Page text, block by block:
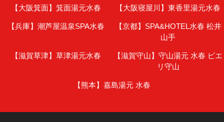
【大阪箕面】 箕面湯元水春 【大阪寝屋川】 東香里湯元水春
【兵庫】 潮芦屋温泉SPA水春 【京都】 SPA&HOTEL水春 松井
山手
【滋賀草津】 草津湯元水春 【滋賀守山】 守山湯元 水春 ピエ
リ守山
【熊本】 嘉島湯元 水春